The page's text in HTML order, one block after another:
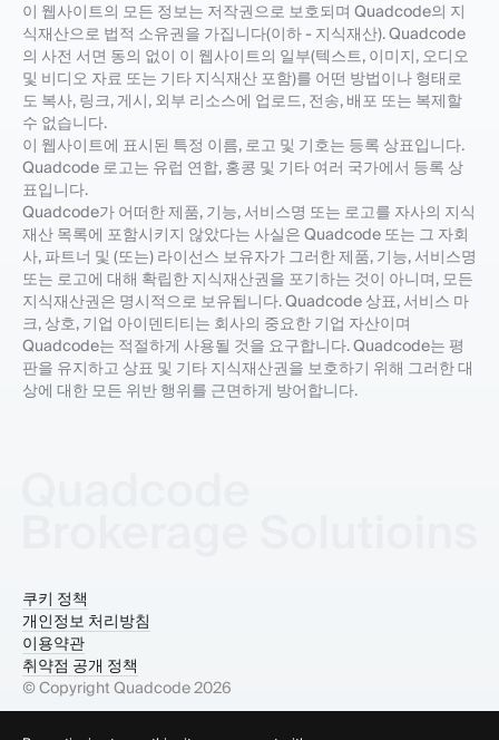
이 웹사이트의 모든 정보는 저작권으로 보호되며 Quadcode의 지
식재산으로 법적 소유권을 가집니다(이하 - 지식재산). Quadcode
의 사전 서면 동의 없이 이 웹사이트의 일부(텍스트, 이미지, 오디오
및 비디오 자료 또는 기타 지식재산 포함)를 어떤 방법이나 형태로
도 복사, 링크, 게시, 외부 리소스에 업로드, 전송, 배포 또는 복제할
수 없습니다.
이 웹사이트에 표시된 특정 이름, 로고 및 기호는 등록 상표입니다.
Quadcode 로고는 유럽 연합, 홍콩 및 기타 여러 국가에서 등록 상
표입니다.
Quadcode가 어떠한 제품, 기능, 서비스명 또는 로고를 자사의 지식
재산 목록에 포함시키지 않았다는 사실은 Quadcode 또는 그 자회
사, 파트너 및 (또는) 라이선스 보유자가 그러한 제품, 기능, 서비스명
또는 로고에 대해 확립한 지식재산권을 포기하는 것이 아니며, 모든
지식재산권은 명시적으로 보유됩니다. Quadcode 상표, 서비스 마
크, 상호, 기업 아이덴티티는 회사의 중요한 기업 자산이며
Quadcode는 적절하게 사용될 것을 요구합니다. Quadcode는 평
판을 유지하고 상표 및 기타 지식재산권을 보호하기 위해 그러한 대
상에 대한 모든 위반 행위를 근면하게 방어합니다.
© Copyright Quadcode2026
쿠키 정책
개인정보 처리방침
이용약관
취약점 공개 정책